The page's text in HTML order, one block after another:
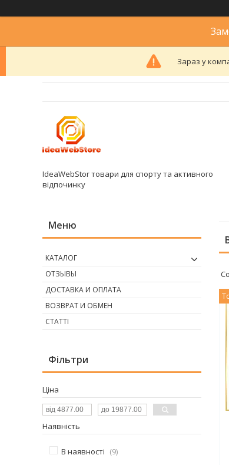
Зараз у
IdeaWebStor товари для спорту та активного
відпочинку
КАТАЛОГ
ОТЗЫВЫ
ДОСТАВКА И ОПЛАТА
ВОЗВРАТ И ОБМЕН
СТАТТІ
Фільтри
Ціна
Наявність
В наявності 9